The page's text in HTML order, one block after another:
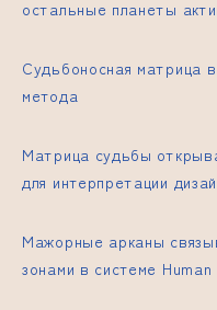
остальные планеты
Судьбоносная матрица
метода
Матрица судьбы
для интерпретации
Мажорные арканы
зонами в системе Human